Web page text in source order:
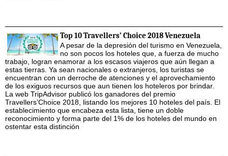
Top 10 Travellers’ Choice 2018 Venezuela
A pesar de la depresión del turismo en Venezuela,
no son pocos los hoteles que, a fuerza de mucho
trabajo, logran enamorar a los escasos viajeros que aún llegan a
estas tierras. Ya sean nacionales o extranjeros, los turistas se
encuentran con un derroche de atenciones y el aprovechamiento
de los exiguos recursos que aun tienen los hoteleros por brindar.
La web TripAdvisor publicó los ganadores del premio
Travellers’Choice 2018, listando los mejores 10 hoteles del país. El
establecimiento que encabeza esta lista, tiene un doble
reconocimiento y forma parte del 1% de los hoteles del mundo en
ostentar esta distinción